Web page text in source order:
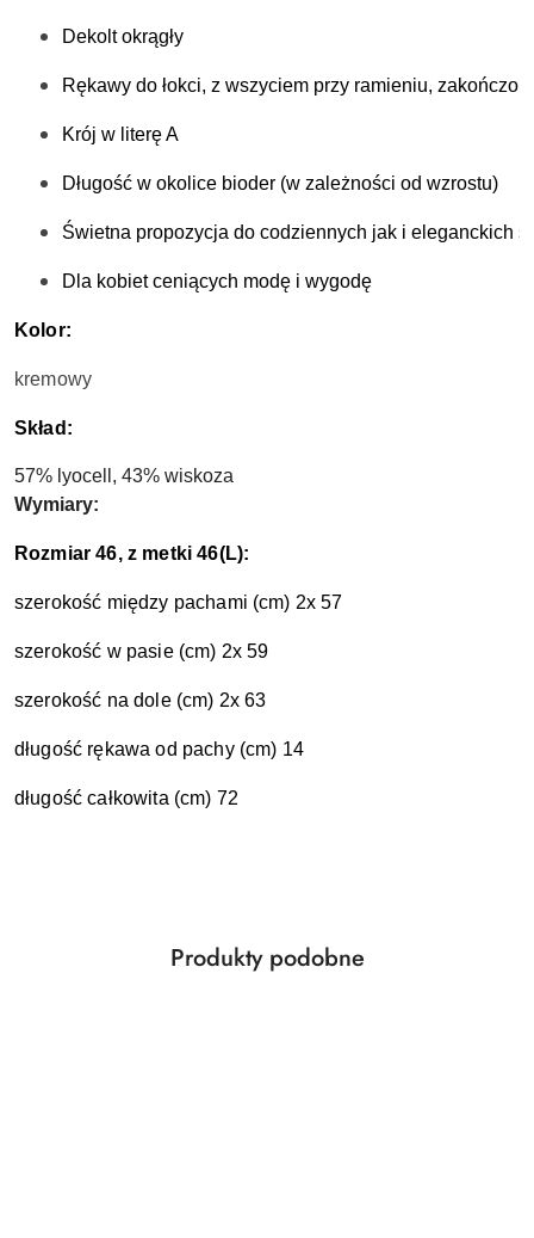
Dekolt okrągły
Rękawy do łokci, z wszyciem przy ramieniu,
Krój w literę A
Długość w okolice bioder (w zależności od wzrostu)
Świetna propozycja do codziennych jak i eleganckich
Dla kobiet ceniących modę i wygodę
Kolor:
kremowy
Skład:
57% lyocell, 43% wiskoza
Wymiary:
Rozmiar 46, z metki 46(L):
szerokość między pachami (cm) 2x 57
szerokość w pasie (cm) 2x 59
szerokość na dole (cm) 2x 63
długość rękawa od pachy (cm) 14
długość całkowita (cm) 72
Pomiń karuzelę produktów
Produkty
Produkty podobne